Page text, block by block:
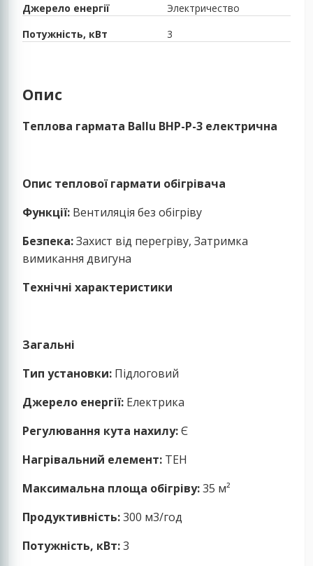
Джерело енергії
Электричество
Потужність, кВт
3
Опис
Теплова гармата Ballu BHP-P-3 електрична
Опис теплової гармати обігрівача
Функції: Вентиляція без обігріву
Безпека:Захист від перегріву, Затримка
вимикання двигуна
Технічні характеристики
Загальні
Тип установки: Підлоговий
Джерело енергії: Електрика
Регулювання кута нахилу:Є
Нагрівальний елемент: ТЕН
Максимальна площа обігріву:35 м²
Продуктивність:300 м3/год
Потужність, кВт:3